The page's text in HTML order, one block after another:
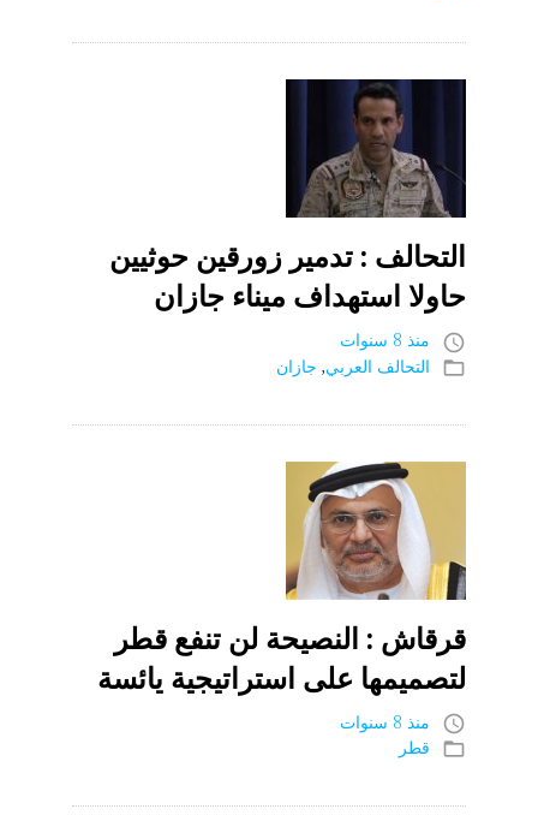
التحالف : تدمير زورقين حوثيين
حاولا استهداف ميناء جازان
access_time منذ 8 سنوات
folder_open التحالف العربي, جازان
قرقاش : النصيحة لن تنفع قطر
لتصميمها على استراتيجية يائسة
access_time منذ 8 سنوات
folder_open قطر